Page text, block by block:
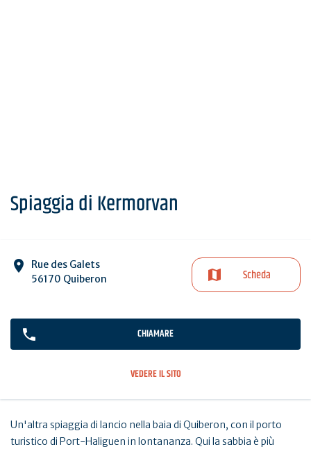
Spiaggia di Kermorvan
Rue des Galets
56170 Quiberon
Scheda
CHIAMARE
VEDERE IL SITO
Un'altra spiaggia di lancio nella baia di Quiberon, con il porto
turistico di Port-Haliguen in lontananza. Qui la sabbia è più